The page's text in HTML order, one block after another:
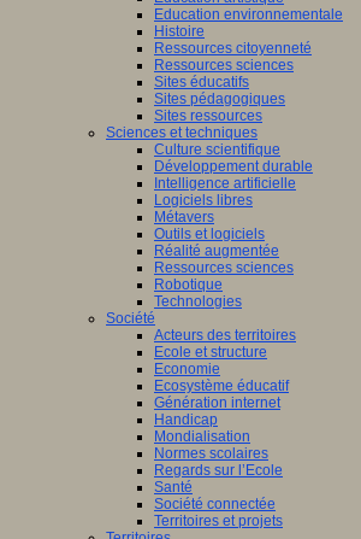
Education environnementale
Histoire
Ressources citoyenneté
Ressources sciences
Sites éducatifs
Sites pédagogiques
Sites ressources
Sciences et techniques
Culture scientifique
Développement durable
Intelligence artificielle
Logiciels libres
Métavers
Outils et logiciels
Réalité augmentée
Ressources sciences
Robotique
Technologies
Société
Acteurs des territoires
Ecole et structure
Economie
Ecosystème éducatif
Génération internet
Handicap
Mondialisation
Normes scolaires
Regards sur l’Ecole
Santé
Société connectée
Territoires et projets